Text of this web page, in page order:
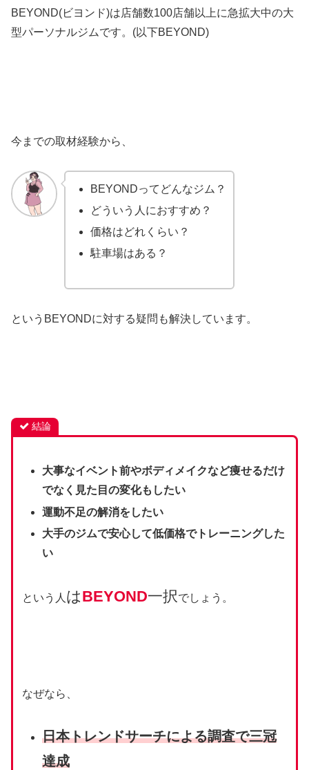
BEYOND(ビヨンド)は店舗数100店舗以上に急拡大中の大
型パーソナルジムです。(以下BEYOND)
今までの取材経験から、
BEYONDってどんなジム？
どういう人におすすめ？
価格はどれくらい？
駐車場はある？
というBEYONDに対する疑問も解決しています。
結論
大事なイベント前やボディメイクなど痩せるだけ
でなく見た目の変化もしたい
運動不足の解消をしたい
大手のジムで安心して低価格でトレーニングした
い
という人 はBEYOND一択でしょう。
なぜなら、
⽇本トレンドサーチによる調査で三冠
達成